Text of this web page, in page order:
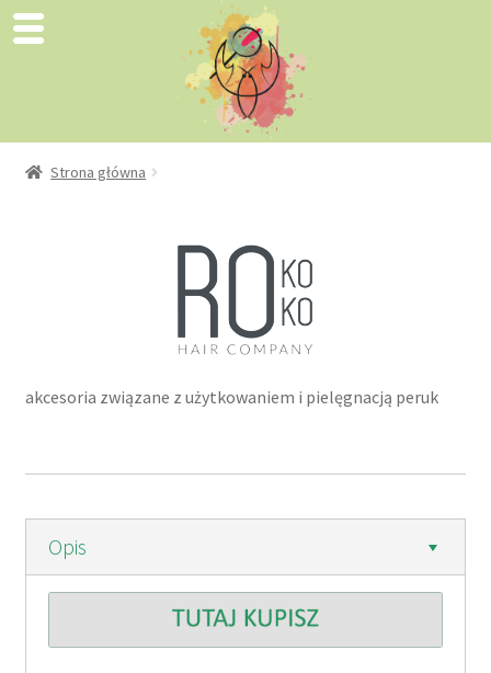
Strona główna
akcesoria związane z użytkowaniem i pielęgnacją peruk
Opis